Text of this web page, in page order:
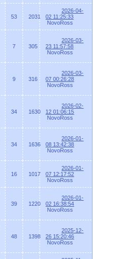
53 2031
2026-04-
02 11:25:33
NovoRoss
7 305
2026-03-
23 11:57:58
NovoRoss
9 316
2026-03-
07 00:26:28
NovoRoss
34 1630
2026-02-
12 01:06:15
NovoRoss
34 1636
2026-01-
08 13:42:38
NovoRoss
16 1017
2026-01-
07 12:17:52
NovoRoss
39 1220
2026-01-
02 16:38:54
NovoRoss
48 1398
2025-12-
26 15:20:46
NovoRoss